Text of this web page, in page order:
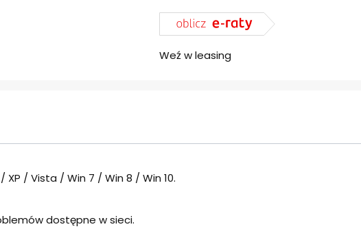
Weź w leasing
XP / Vista / Win 7 / Win 8 / Win 10.
dostępne w sieci.